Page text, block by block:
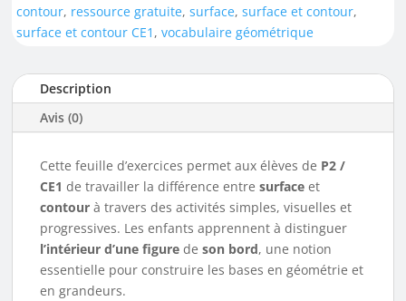
contour, ressource gratuite, surface, surface et contour,
surface et contour CE1 , vocabulaire géométrique
Description
Avis (0)
Cette feuille d’exercices permet aux élèves de P2 /
CE1 de travailler la différence entresurface et
contour à travers des activités simples, visuelles et
progressives. Les enfants apprennent à distinguer
l’intérieur d’une figure deson bord, une notion
essentielle pour construire les bases en géométrie et
en grandeurs.